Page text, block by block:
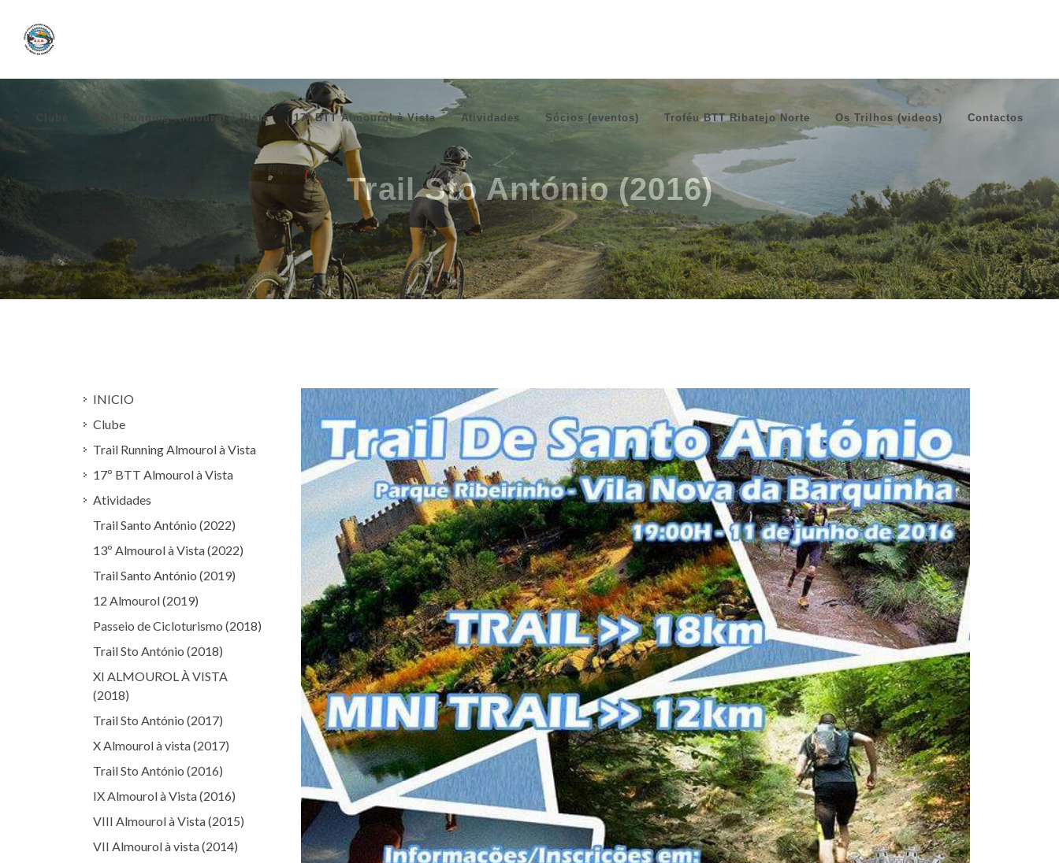
Clube Trail Running Almourol à Vista 17º BTT Almourol à Vista Atividades Sócios (eventos) Troféu BTT Ribatejo Norte Os Trilhos (videos) Contactos
Trail Sto António (2016)
INICIO
Clube
Trail Running Almourol à Vista
17º BTT Almourol à Vista
Atividades
Trail Santo António (2022)
13º Almourol à Vista (2022)
Trail Santo António (2019)
12 Almourol (2019)
Passeio de Cicloturismo (2018)
Trail Sto António (2018)
XI ALMOUROL À VISTA
(2018)
Trail Sto António (2017)
X Almourol à vista (2017)
Trail Sto António (2016)
IX Almourol à Vista (2016)
VIII Almourol à Vista (2015)
VII Almourol à vista (2014)